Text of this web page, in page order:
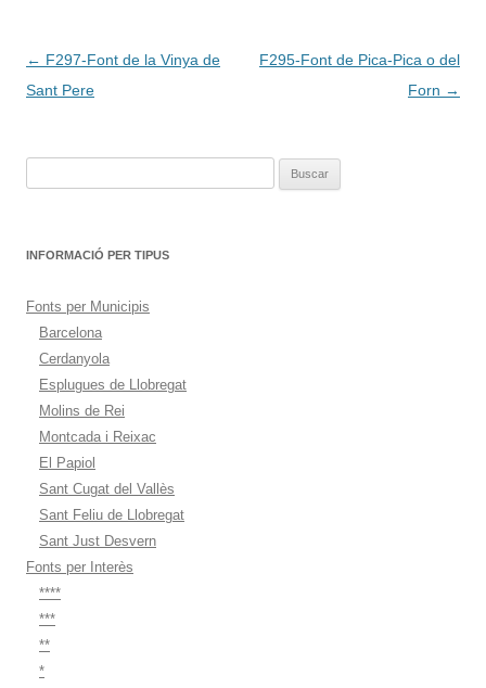
Navegación
de
← F297-Font de la Vinya de
Sant Pere
F295-Font de Pica-Pica o del
Forn →
INFORMACIÓ PER TIPUS
Fonts per Municipis
Barcelona
Cerdanyola
Esplugues de Llobregat
Molins de Rei
Montcada i Reixac
El Papiol
Sant Cugat del Vallès
Sant Feliu de Llobregat
Sant Just Desvern
Fonts per Interès
****
***
**
*